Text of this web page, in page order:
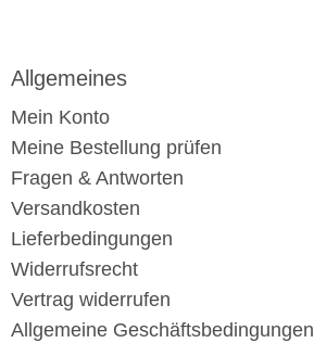
Allgemeines
Mein Konto
Meine Bestellung prüfen
Fragen & Antworten
Versandkosten
Lieferbedingungen
Widerrufsrecht
Vertrag widerrufen
Allgemeine Geschäftsbedingungen